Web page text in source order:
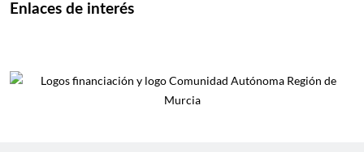
Enlaces de interés